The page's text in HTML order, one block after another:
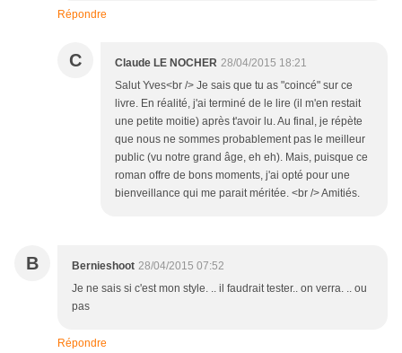
Répondre
C Claude LE NOCHER 28/04/2015 18:21
Salut Yves<br /> Je sais que tu as "coincé" sur ce
livre. En réalité, j'ai terminé de le lire (il m'en restait
une petite moitie) après t'avoir lu. Au final, je répète
que nous ne sommes probablement pas le meilleur
public (vu notre grand âge, eh eh). Mais, puisque ce
roman offre de bons moments, j'ai opté pour une
bienveillance qui me parait méritée. <br /> Amitiés.
B Bernieshoot 28/04/2015 07:52
Je ne sais si c'est mon style. .. il faudrait tester.. on verra. .. ou
pas
Répondre